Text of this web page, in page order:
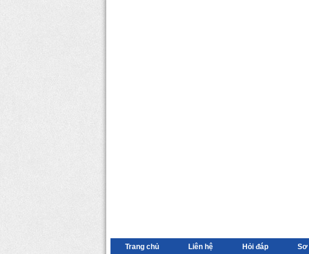
Trang chủ Liên hệ Hỏi đáp Sơ